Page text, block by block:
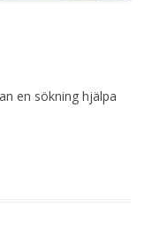
en sökning hjälpa